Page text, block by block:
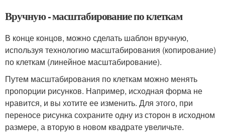
Вручную - масштабирование по клеткам
В конце концов, можно сделать шаблон вручную,
используя технологию масштабирования (копирование)
по клеткам (линейное масштабирование).
Путем масштабирования по клеткам можно менять
пропорции рисунков. Например, исходная форма не
нравится, и вы хотите ее изменить. Для этого, при
переносе рисунка сохраните одну из сторон в исходном
размере, а вторую в новом квадрате увеличьте.